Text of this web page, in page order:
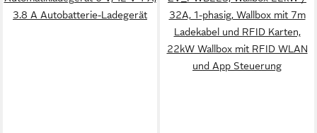
3.8 A Autobatterie-Ladegerät
32A, 1-phasig, Wallbox mit 7m
Ladekabel und RFID Karten,
22kW Wallbox mit RFID WLAN
und App Steuerung